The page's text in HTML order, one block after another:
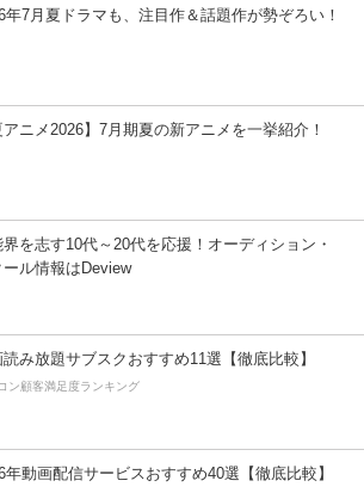
年7月夏ドラマも、注目作＆話題作が勢ぞろい！
アニメ2026】7月期夏の新アニメを一挙紹介！
を志す10代～20代を応援！オーディション・
ール情報はDeview
み放題サブスクおすすめ11選【徹底比較】
ン顧客満足度ランキング
年動画配信サービスおすすめ40選【徹底比較】